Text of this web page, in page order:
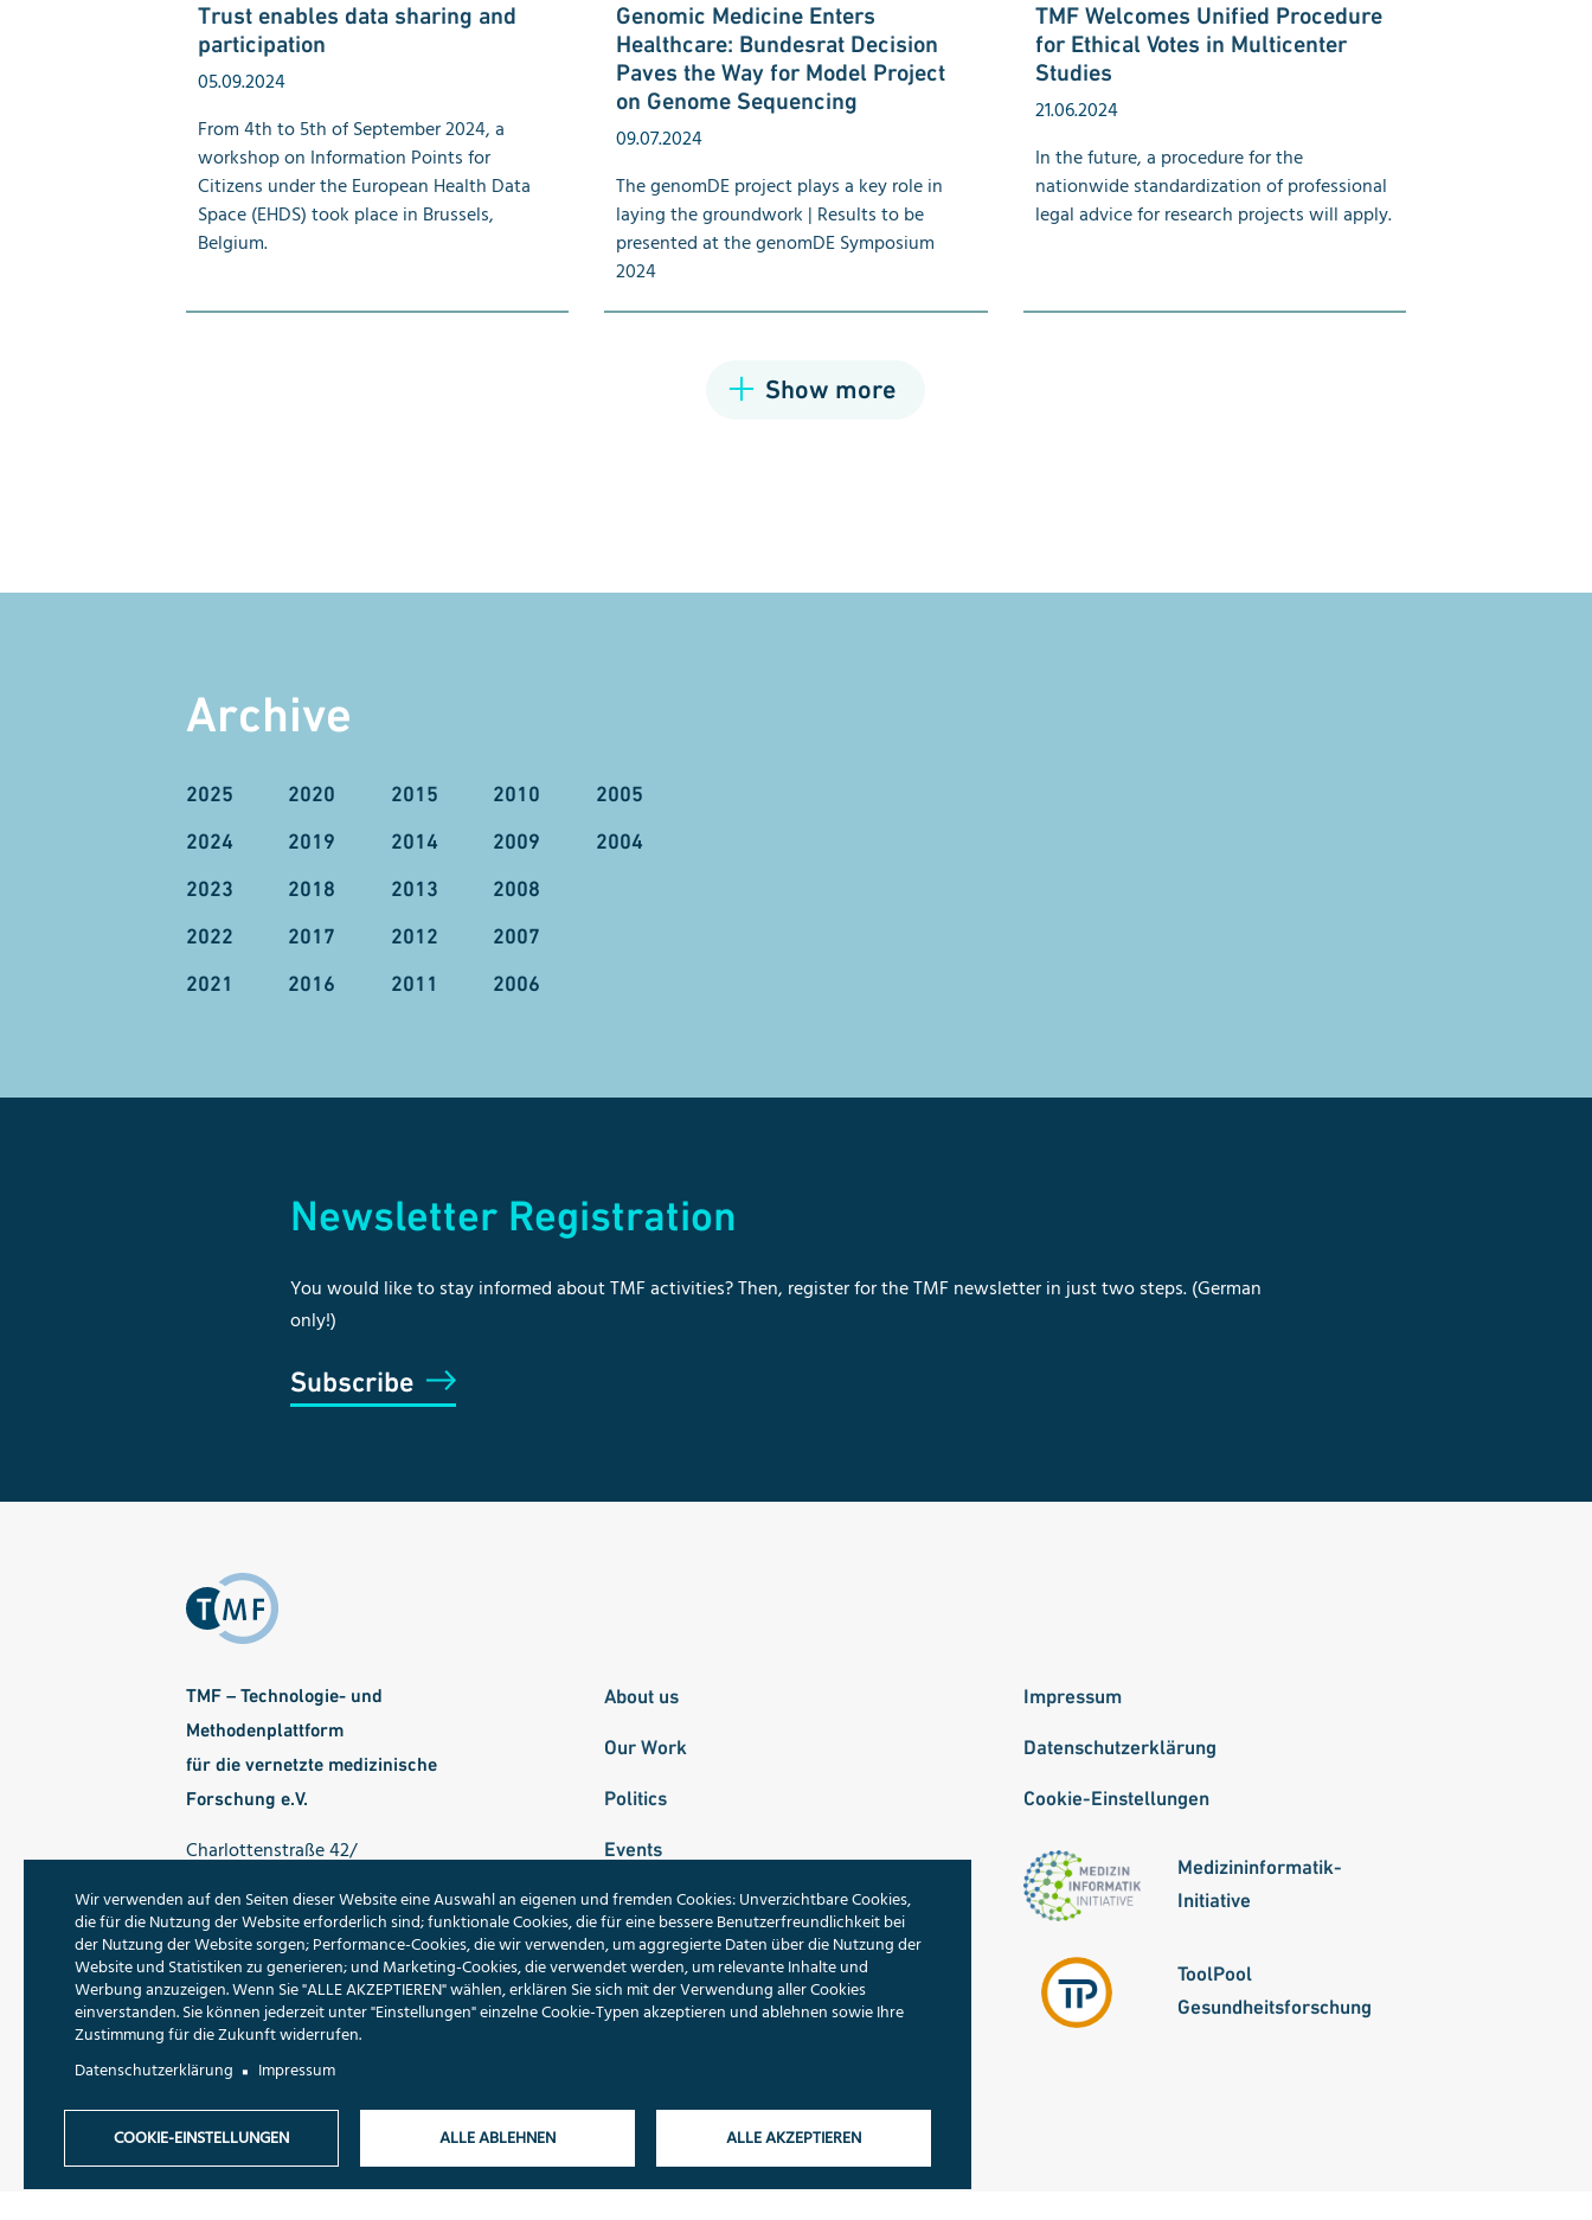
Trust enables data sharing and
participation
05.09.2024
From 4th to 5th of September 2024, a
workshop on Information Points for
Citizens under the European Health Data
Space (EHDS) took place in Brussels,
Belgium.
Genomic Medicine Enters
Healthcare: Bundesrat Decision
Paves the Way for Model Project
on Genome Sequencing
09.07.2024
The genomDE project plays a key role in
laying the groundwork | Results to be
presented at the genomDE Symposium
2024
TMF Welcomes Unified Procedure
for Ethical Votes in Multicenter
Studies
21.06.2024
In the future, a procedure for the
nationwide standardization of professional
legal advice for research projects will apply.
Show more
Archive
2025
2024
2023
2022
2021
2020
2019
2018
2017
2016
2015
2014
2013
2012
2011
2010
2009
2008
2007
2006
2005
2004
Newsletter Registration
You would like to stay informed about TMF activities? Then, register for the TMF newsletter in just two steps. (German
only!)
Subscribe
TMF – Technologie- und
Methodenplattform
für die vernetzte medizinische
Forschung e.V.
Charlottenstraße 42/
10117 Berlin
Tel.: 030 - 22 00 24 70
Fax: 030 - 22 00 24 799
E-Mail:info@tmf-ev.de
About us
Our Work
Politics
Events
Publications
Our Topics
Search
Impressum
Datenschutzerklärung
Cookie-Einstellungen
Medizininformatik-
Initiative
ToolPool
Gesundheitsforschung
Wir verwenden auf den Seiten dieser Website eine Auswahl an eigenen und fremden Cookies: Unverzichtbare Cookies,
die für die Nutzung der Website erforderlich sind; funktionale Cookies, die für eine bessere Benutzerfreundlichkeit bei
der Nutzung der Website sorgen; Performance-Cookies, die wir verwenden, um aggregierte Daten über die Nutzung der
Website und Statistiken zu generieren; und Marketing-Cookies, die verwendet werden, um relevante Inhalte und
Werbung anzuzeigen. Wenn Sie "ALLE AKZEPTIEREN" wählen, erklären Sie sich mit der Verwendung aller Cookies
einverstanden. Sie können jederzeit unter "Einstellungen" einzelne Cookie-Typen akzeptieren und ablehnen sowie Ihre
Zustimmung für die Zukunft widerrufen.
Datenschutzerklärung
Impressum
COOKIE-EINSTELLUNGEN ALLE ABLEHNEN ALLE AKZEPTIEREN